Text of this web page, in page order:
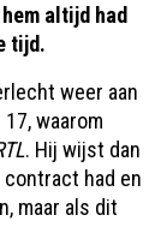
altijd had
tijd.
weer aan
waarom
. Hij wijst dan
contract had en
maar als dit